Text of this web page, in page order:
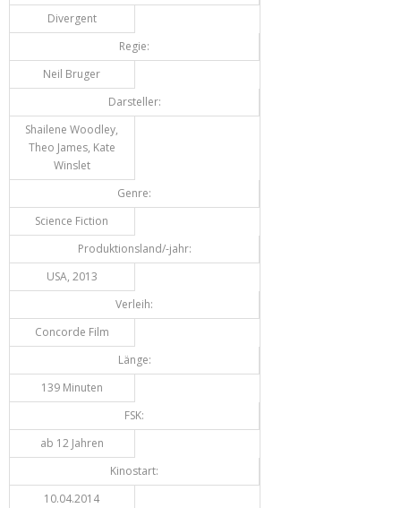
Divergent
Regie:
Neil Bruger
Darsteller:
Shailene Woodley,
Theo James, Kate
Winslet
Genre:
Science Fiction
Produktionsland/-jahr:
USA, 2013
Verleih:
Concorde Film
Länge:
139 Minuten
FSK:
ab 12 Jahren
Kinostart:
10.04.2014